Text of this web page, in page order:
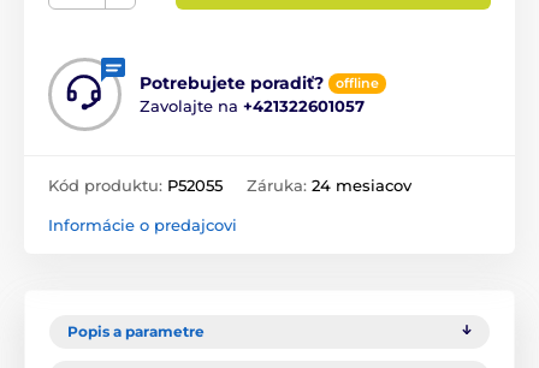
Potrebujete poradiť? offline
Zavolajte na +421322601057
Kód produktu: P52055 Záruka: 24 mesiacov
Informácie o predajcovi
Popis a parametre